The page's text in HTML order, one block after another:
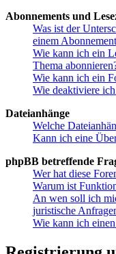
Abonnements und
Was ist der
einem
Wie kann ich ein
Thema
Wie kann ich ein
Wie deaktiviere
Dateianhänge
Welche
Kann ich eine
phpBB betreffende
Wer hat diese
Warum ist
An wen soll ich
juristische
Wie kann ich